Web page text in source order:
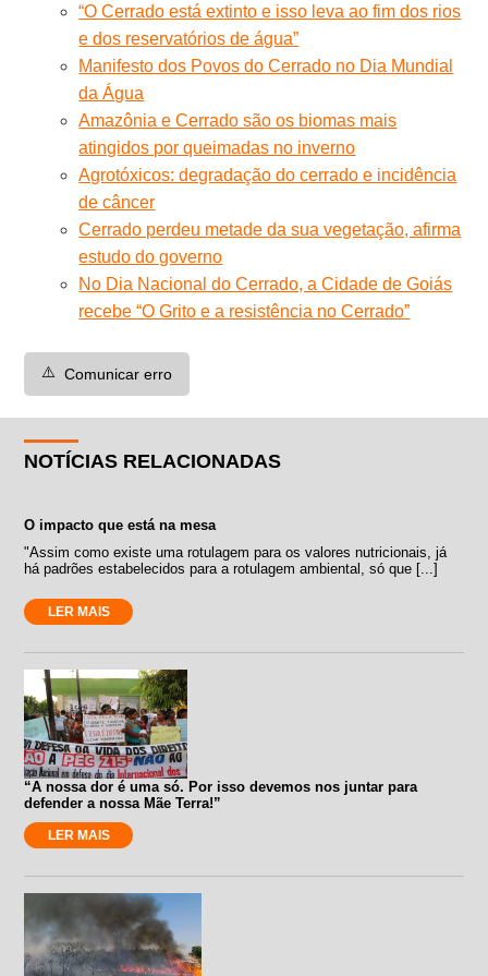
“O Cerrado está extinto e isso leva ao fim dos rios
e dos reservatórios de água”
Manifesto dos Povos do Cerrado no Dia Mundial
da Água
Amazônia e Cerrado são os biomas mais
atingidos por queimadas no inverno
Agrotóxicos: degradação do cerrado e incidência
de câncer
Cerrado perdeu metade da sua vegetação, afirma
estudo do governo
No Dia Nacional do Cerrado, a Cidade de Goiás
recebe “O Grito e a resistência no Cerrado”
⚠️ Comunicar erro
NOTÍCIAS RELACIONADAS
O impacto que está na mesa
"Assim como existe uma rotulagem para os valores nutricionais, já
há padrões estabelecidos para a rotulagem ambiental, só que [...]
LER MAIS
“A nossa dor é uma só. Por isso devemos nos juntar para
defender a nossa Mãe Terra!”
LER MAIS